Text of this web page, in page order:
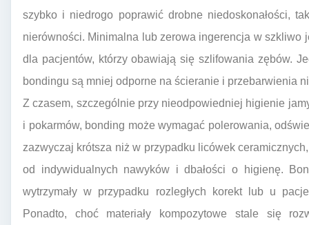
szybko i niedrogo poprawić drobne niedoskonałości,
nierówności. Minimalna lub zerowa ingerencja w szkliwo
dla pacjentów, którzy obawiają się szlifowania zębów.
bondingu są mniej odporne na ścieranie i przebarwienia
Z czasem, szczególnie przy nieodpowiedniej higienie
i pokarmów, bonding może wymagać polerowania,
zazwyczaj krótsza niż w przypadku licówek
od indywidualnych nawyków i dbałości o higienę.
wytrzymały w przypadku rozległych korekt lub u
Ponadto, choć materiały kompozytowe stale się